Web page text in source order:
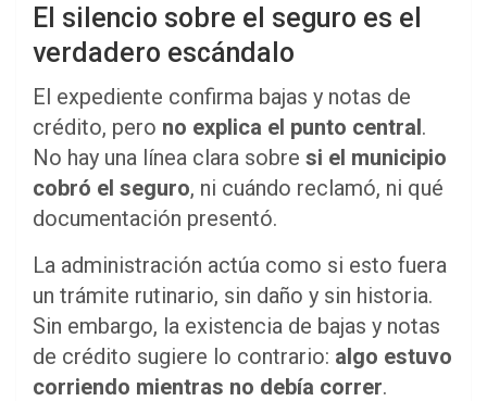
El silencio sobre el seguro es el
verdadero escándalo
El expediente confirma bajas y notas de
crédito, pero no explica el punto central.
No hay una línea clara sobre si el municipio
cobró el seguro, ni cuándo reclamó, ni qué
documentación presentó.
La administración actúa como si esto fuera
un trámite rutinario, sin daño y sin historia.
Sin embargo, la existencia de bajas y notas
de crédito sugiere lo contrario: algo estuvo
corriendo mientras no debía correr.